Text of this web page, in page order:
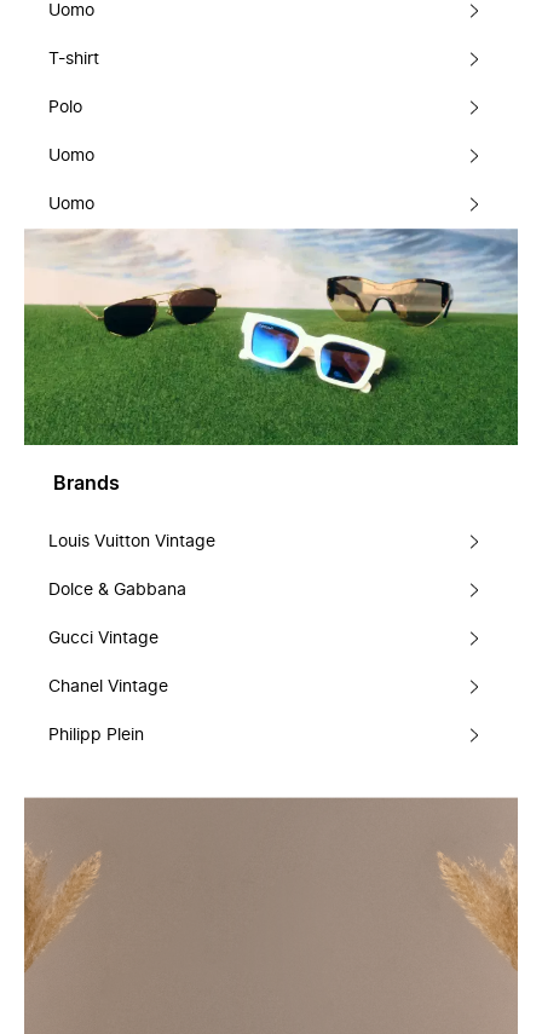
Uomo
T-shirt
Polo
Uomo
Uomo
Brands
Louis Vuitton Vintage
Dolce & Gabbana
Gucci Vintage
Chanel Vintage
Philipp Plein